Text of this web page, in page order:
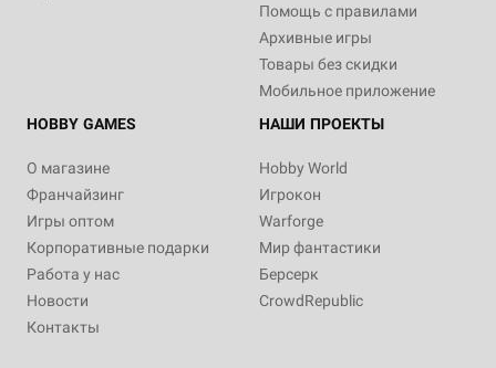
Помощь с правилами
Архивные игры
Товары без скидки
Мобильное приложение
HOBBY GAMES
О магазине
Франчайзинг
Игры оптом
Корпоративные подарки
Работа у нас
Новости
Контакты
НАШИ ПРОЕКТЫ
Hobby World
Игрокон
Warforge
Мир фантастики
Берсерк
CrowdRepublic